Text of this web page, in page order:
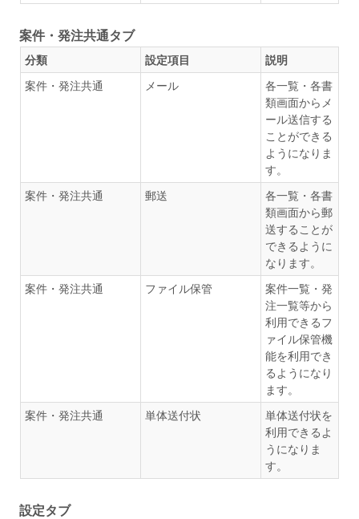
案件・発注共通タブ
分類 設定項目
説明
案件・発注共通
メール
各一覧・各書
類画面からメ
ール送信する
ことができる
ようになりま
す。
案件・発注共通
郵送
各一覧・各書
類画面から郵
送することが
できるように
なります。
案件・発注共通
ファイル保管
案件一覧・発
注一覧等から
利用できるフ
ァイル保管機
能を利用でき
るようになり
ます。
案件・発注共通
単体送付状
単体送付状を
利用できるよ
うになりま
す。
設定タブ